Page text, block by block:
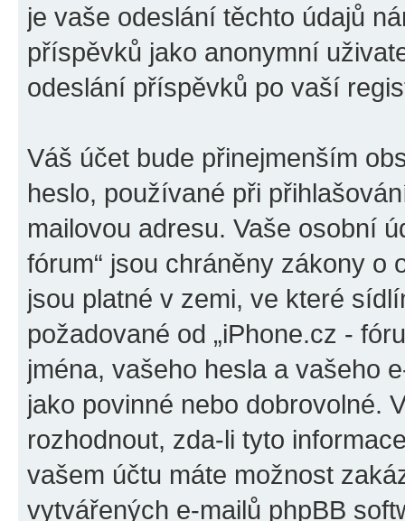
je vaše odeslání těchto údajů
příspěvků jako anonymní
odeslání příspěvků po vaší
Váš účet bude přinejmenším
heslo, používané při
mailovou adresu. Vaše osobní
fórum“ jsou chráněny zákony o
jsou platné v zemi, ve které
požadované od „iPhone.cz -
jména, vašeho hesla a vašeho
jako povinné nebo dobrovolné.
rozhodnout, zda-li tyto
vašem účtu máte možnost
vytvářených e-mailů phpBB